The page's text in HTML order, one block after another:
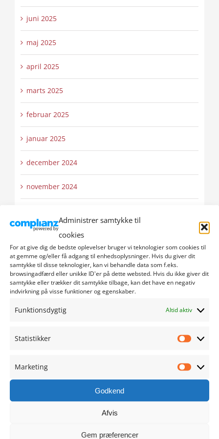
Administrer samtykke til
cookies
For at give dig de bedste oplevelser bruger vi teknologier som cookies til
at gemme og/eller få adgang til enhedsoplysninger. Hvis du giver dit
samtykke til disse teknologier, kan vi behandle data som f.eks.
browsingadfærd eller unikke ID'er på dette websted. Hvis du ikke giver dit
samtykke eller trækker dit samtykke tilbage, kan det have en negativ
indvirkning på visse funktioner og egenskaber.
Funktionsdygtig Altid aktiv
Statistikker
Marketing
Godkend
Afvis
Gem præferencer
juni 2025
maj 2025
april 2025
marts 2025
februar 2025
januar 2025
december 2024
november 2024
september 2024
august 2024
juli 2024
juni 2024
marts 2024
februar 2024